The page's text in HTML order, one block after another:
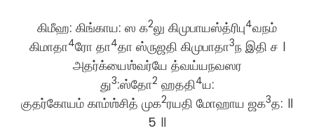
கிமீஹ: கிங்காய: ஸ க2லு கிமுபாயஸ்த்ரிபு4வநம்
கிமாதா4ரோ தா4தா ஸ்ருஜதி கிமுபாதா3ந இதி ச ।
அதர்க்யைஶ்வர்யே த்வய்யநவஸர
து3:ஸ்தோ2 ஹததி4ய:
குதர்கோயம் காம்ஶ்சித் முக2ரயதி மோஹாய ஜக3த: ॥
5 ॥